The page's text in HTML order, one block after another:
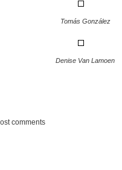
Tomás González
Denise Van Lamoen
comments